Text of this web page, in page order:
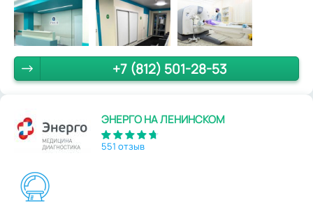
+7 (812) 501-28-53
ЭНЕРГО НА ЛЕНИНСКОМ
551 отзыв